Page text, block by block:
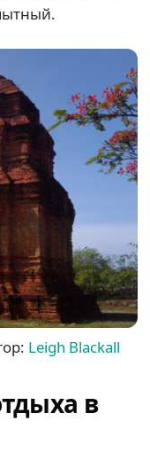
Leigh Blackall
в